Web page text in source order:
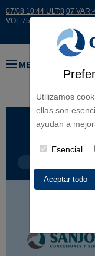
Utilizamos
ellas son
ayudan a
Esencial
07/08 10:44 ULT:8,07
VOL:7518
MENÚ
LÍNEA DE